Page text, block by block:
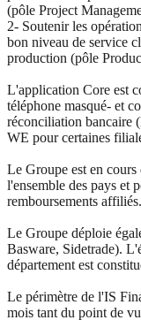
(pôle Project
2- Soutenir les
bon niveau de service
production (pôle
L'application Core est
téléphone masqué- et
réconciliation bancaire
WE pour certaines
Le Groupe est en
l'ensemble des pays et
remboursements affiliés.
Le Groupe déploie
Basware, Sidetrade).
département est
Le périmètre de l'IS
mois tant du point de